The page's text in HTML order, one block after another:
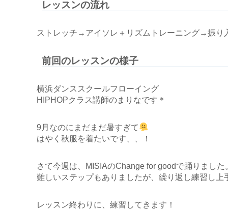
レッスンの流れ
ストレッチ→アイソレ＋リズムトレーニング→振り
前回のレッスンの様子
横浜ダンススクールフローイング
HIPHOPクラス講師のまりなです＊
9月なのにまだまだ暑すぎて
はやく秋服を着たいです、、！
さて今週は、MISIAのChange for goodで踊りました
難しいステップもありましたが、繰り返し練習し上
レッスン終わりに、練習してきます！